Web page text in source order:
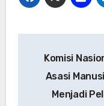
pos
Komisi
Asasi
Menjadi